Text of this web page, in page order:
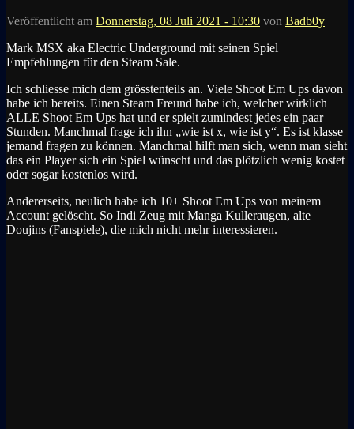
Veröffentlicht am Donnerstag, 08 Juli 2021 - 10:30 von Badb0y
Mark MSX aka Electric Underground mit seinen Spiel
Empfehlungen für den Steam Sale.
Ich schliesse mich dem grösstenteils an. Viele Shoot Em Ups davon
habe ich bereits. Einen Steam Freund habe ich, welcher wirklich
ALLE Shoot Em Ups hat und er spielt zumindest jedes ein paar
Stunden. Manchmal frage ich ihn „wie ist x, wie ist y“. Es ist klasse
jemand fragen zu können. Manchmal hilft man sich, wenn man sieht
das ein Player sich ein Spiel wünscht und das plötzlich wenig kostet
oder sogar kostenlos wird.
Andererseits, neulich habe ich 10+ Shoot Em Ups von meinem
Account gelöscht. So Indi Zeug mit Manga Kulleraugen, alte
Doujins (Fanspiele), die mich nicht mehr interessieren.